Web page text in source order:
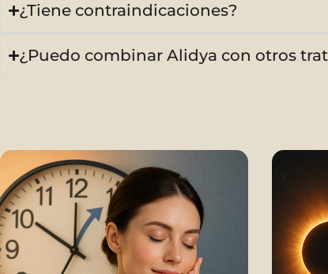
¿Tiene contraindicaciones?
¿Puedo combinar Alidya con otros